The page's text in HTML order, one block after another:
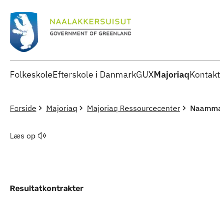
FolkeskoleEfterskole i DanmarkGUXMajoriaqKontakt
Forside Majoriaq Majoriaq Ressourcecenter
Læs op
Resultatkontrakter